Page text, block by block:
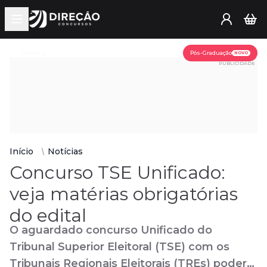
Open main menu
Pós-Graduação NOVO
PUBLICIDADE
Início Notícias
Concurso TSE Unificado:
veja matérias obrigatórias
do edital
O aguardado concurso Unificado do
Tribunal Superior Eleitoral (TSE) com os
Tribunais Regionais Eleitorais (TREs) poderá